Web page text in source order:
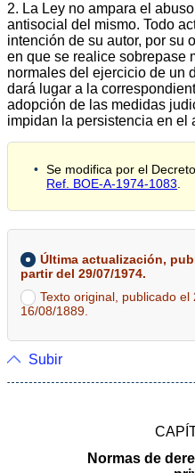
2. La Ley no ampara el
antisocial del mismo. Todo
intención de su autor, por su
en que se realice sobrepase
normales del ejercicio de un
dará lugar a la
adopción de las medidas
impidan la persistencia en el
Se modifica por el
Ref. BOE-A-1974-1083
Última actualización,
partir del 29/07/1974.
Texto original, publicado
16/08/1889.
Subir
Normas de